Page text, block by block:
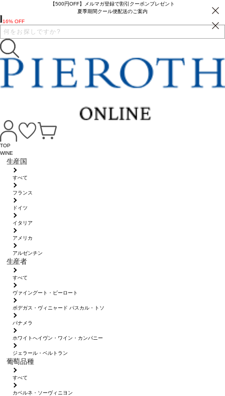
【500円OFF】メルマガ登録で割引クーポンプレゼント
夏季期間クール便配送のご案内
TOP
WINE
生産国
すべて
フランス
ドイツ
イタリア
アメリカ
アルゼンチン
生産者
すべて
ヴァイングート・ピーロート
ボデガス・ヴィニャード パスカル・トソ
パナメラ
ホワイトへイヴン・ワイン・カンパニー
ジェラール・ベルトラン
葡萄品種
すべて
カベルネ・ソーヴィニヨン
16% OFF